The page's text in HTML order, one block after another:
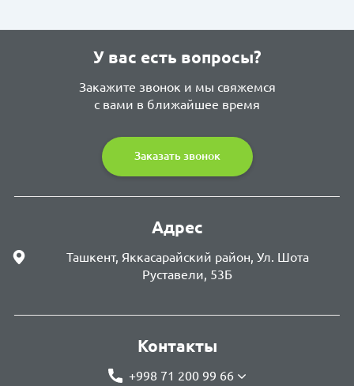
У вас есть вопросы?
Закажите звонок и мы свяжемся
с вами в ближайшее время
Заказать звонок
Адрес
Ташкент, Яккасарайский район, Ул. Шота
Руставели, 53Б
Контакты
+998 71 200 99 66